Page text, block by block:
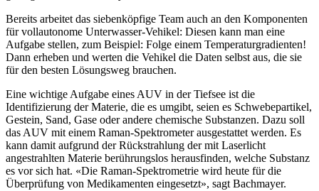
Bereits arbeitet das siebenköpfige Team auch an den Komponenten
für vollautonome Unterwasser-Vehikel: Diesen kann man eine
Aufgabe stellen, zum Beispiel: Folge einem Temperaturgradienten!
Dann erheben und werten die Vehikel die Daten selbst aus, die sie
für den besten Lösungsweg brauchen.
Eine wichtige Aufgabe eines AUV in der Tiefsee ist die
Identifizierung der Materie, die es umgibt, seien es Schwebepartikel,
Gestein, Sand, Gase oder andere chemische Substanzen. Dazu soll
das AUV mit einem Raman-Spektrometer ausgestattet werden. Es
kann damit aufgrund der Rückstrahlung der mit Laserlicht
angestrahlten Materie berührungslos herausfinden, welche Substanz
es vor sich hat. «Die Raman-Spektrometrie wird heute für die
Überprüfung von Medikamenten eingesetzt», sagt Bachmayer.